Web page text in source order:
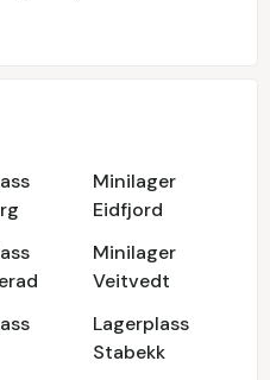
Minilager
Eidfjord
Minilager
Veitvedt
Lagerplass
Stabekk